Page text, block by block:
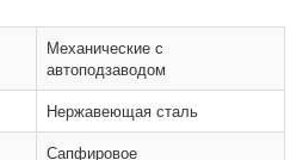
Механические с
автоподзаводом
Нержавеющая сталь
Сапфировое